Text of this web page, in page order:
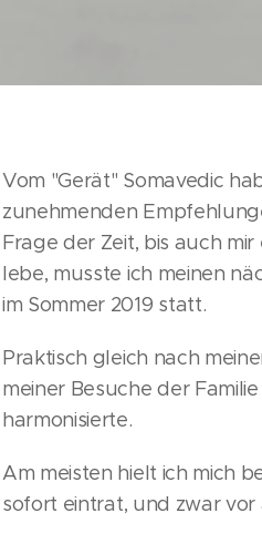
Vom "Gerät" Somavedic
zunehmenden
Frage der Zeit, bis auch
lebe, musste ich meinen
im Sommer 2019 statt.
Praktisch gleich nach
meiner Besuche der
harmonisierte.
Am meisten hielt ich mich
sofort eintrat, und zwar